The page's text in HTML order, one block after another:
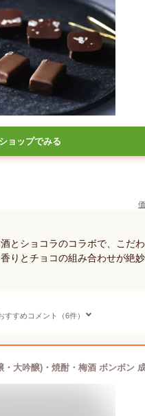
ショップでみる
とショコラのコラボで、こだ
りとチョコの組み合わせが絶
すすめコメント（6件）